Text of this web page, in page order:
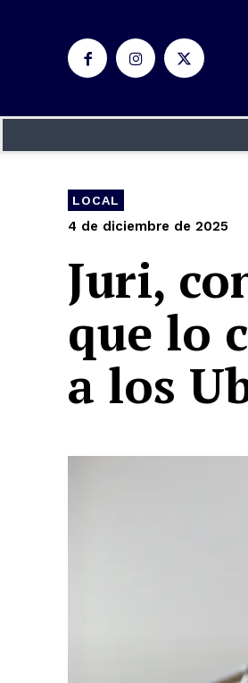
LOCAL
4 de diciembre de 2025
Juri,
que lo
a los